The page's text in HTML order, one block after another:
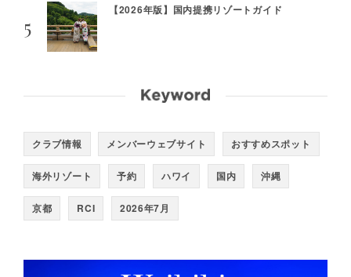
【2026年版】国内提携リゾートガイド
クラブ情報 メンバーウェブサイト おすすめスポット
海外リゾート 予約 ハワイ 国内 沖縄
京都 RCI 2026年7月